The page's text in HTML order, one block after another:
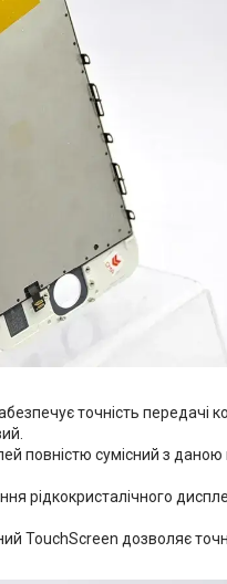
точність передачі
повністю сумісний з
рідкокристалічного
TouchScreen дозволяє